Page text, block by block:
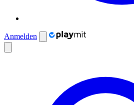
Anmelden